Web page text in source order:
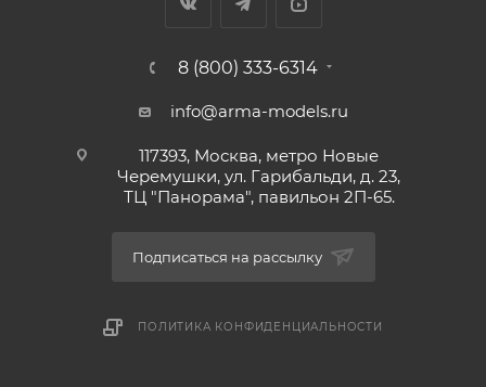
8 (800) 333-6314
info@arma-models.ru
117393, Москва, метро Новые
Черемушки, ул. Гарибальди, д. 23,
ТЦ "Панорама", павильон 2П-65.
Подписаться на рассылку
ПОЛИТИКА КОНФИДЕНЦИАЛЬНОСТИ